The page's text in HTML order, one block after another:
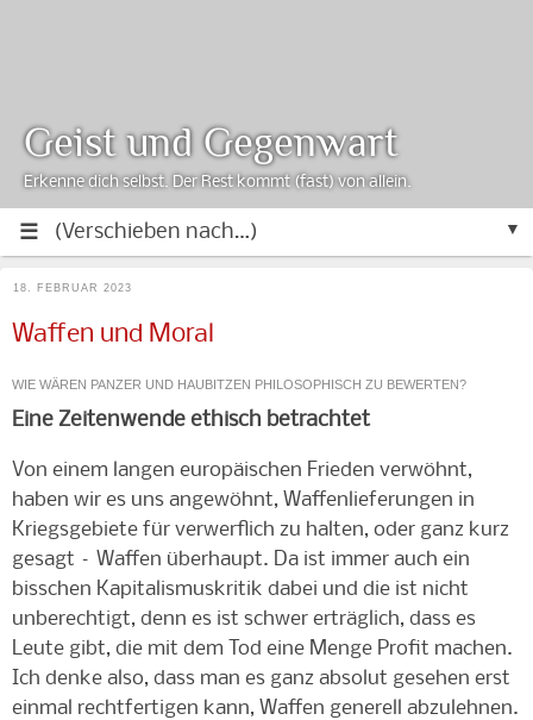
▼
Geist und Gegenwart
Erkenne dich selbst. Der Rest kommt (fast) von allein.
18. FEBRUAR 2023
Waffen und Moral
WIE WÄREN PANZER UND HAUBITZEN PHILOSOPHISCH ZU BEWERTEN?
Eine Zeitenwende ethisch betrachtet
Von einem langen europäischen Frieden verwöhnt,
haben wir es uns angewöhnt, Waffenlieferungen in
Kriegsgebiete für verwerflich zu halten, oder ganz kurz
gesagt – Waffen überhaupt. Da ist immer auch ein
bisschen Kapitalismuskritik dabei und die ist nicht
unberechtigt, denn es ist schwer erträglich, dass es
Leute gibt, die mit dem Tod eine Menge Profit machen.
Ich denke also, dass man es ganz absolut gesehen erst
einmal rechtfertigen kann, Waffen generell abzulehnen.